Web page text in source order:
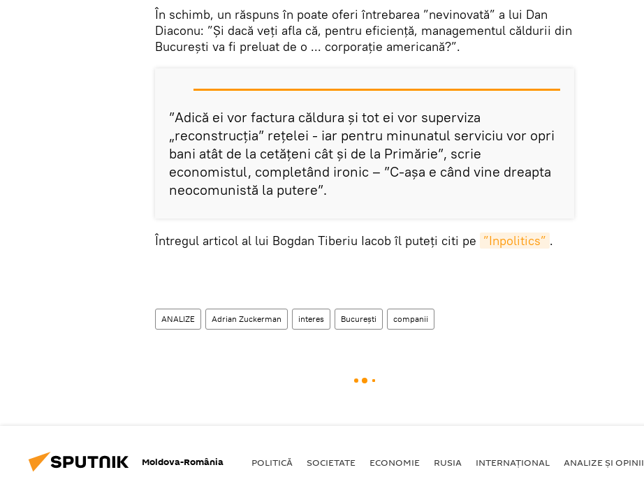
În schimb, un răspuns în poate oferi întrebarea ”nevinovată” a lui Dan
Diaconu: ”Și dacă veți afla că, pentru eficiență, managementul căldurii din
București va fi preluat de o ... corporație americană?”.
”Adică ei vor factura căldura și tot ei vor superviza
„reconstrucția” rețelei - iar pentru minunatul serviciu vor opri
bani atât de la cetățeni cât și de la Primărie”, scrie
economistul, completând ironic – ”C-așa e când vine dreapta
neocomunistă la putere”.
Întregul articol al lui Bogdan Tiberiu Iacob îl puteți citi pe ”Inpolitics” .
ANALIZE Adrian Zuckerman interes București companii
Moldova-România POLITICĂ SOCIETATE ECONOMIE RUSIA INTERNAŢIONAL ANALIZE ȘI OPINII